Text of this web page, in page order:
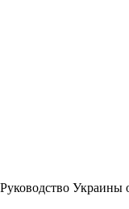
Руководство Украины